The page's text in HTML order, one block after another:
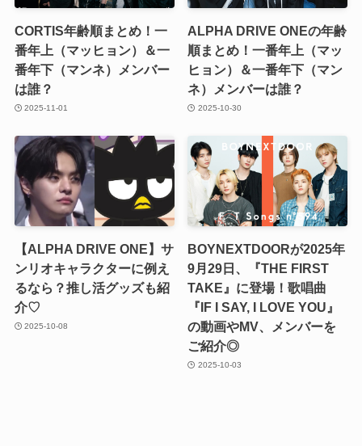
CORTIS年齢順まとめ！一
番年上（マッヒョン）＆一
番年下（マンネ）メンバー
は誰？
2025-11-01
ALPHA DRIVE ONEの年齢
順まとめ！一番年上（マッ
ヒョン）＆一番年下（マン
ネ）メンバーは誰？
2025-10-30
【ALPHA DRIVE ONE】サ
ンリオキャラクターに例え
るなら？推し活グッズも紹
介♡
2025-10-08
BOYNEXTDOORが2025年
9月29日、『THE FIRST
TAKE』に登場！歌唱曲
『IF I SAY, I LOVE YOU』
の動画やMV、メンバーを
ご紹介◎
2025-10-03